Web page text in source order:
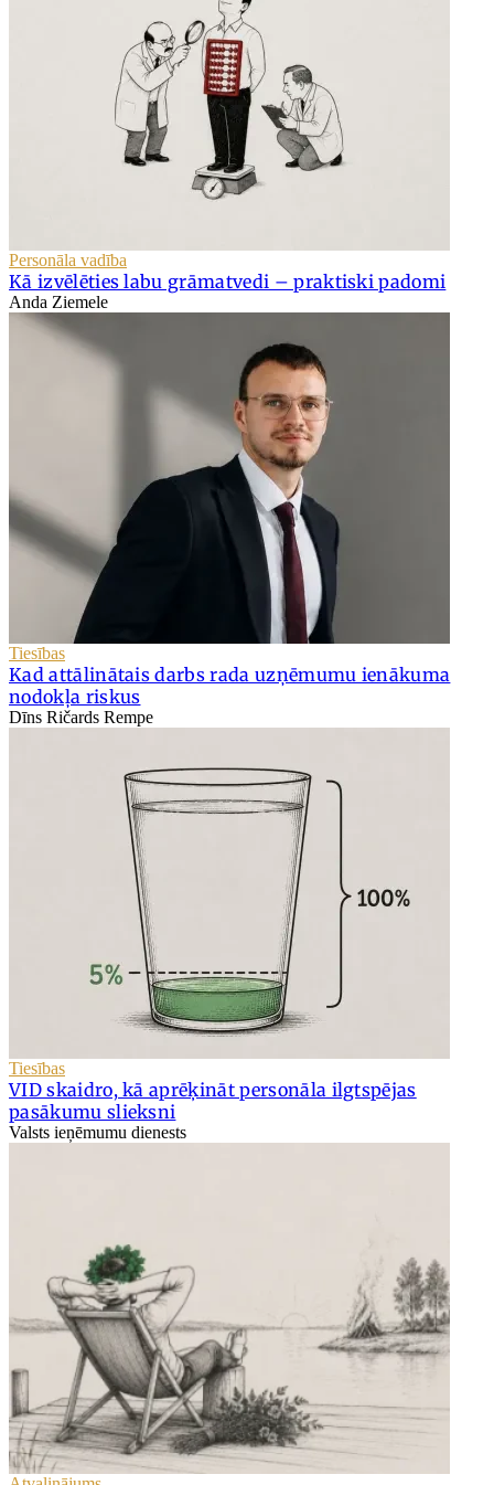
Personāla vadība
Kā izvēlēties labu grāmatvedi – praktiski padomi
Anda Ziemele
Tiesības
Kad attālinātais darbs rada uzņēmumu ienākuma
nodokļa riskus
Dīns Ričards Rempe
Tiesības
VID skaidro, kā aprēķināt personāla ilgtspējas
pasākumu slieksni
Valsts ieņēmumu dienests